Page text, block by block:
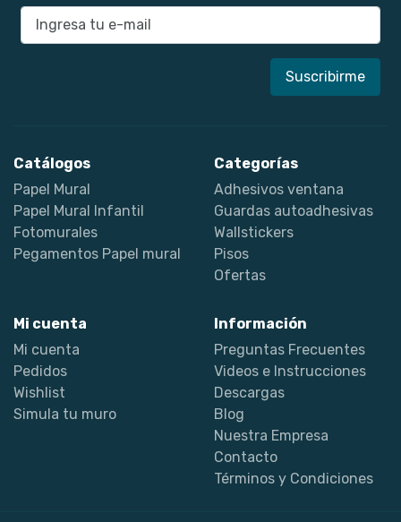
E-mail
Catálogos
Papel Mural
Papel Mural Infantil
Fotomurales
Pegamentos Papel mural
Categorías
Adhesivos ventana
Guardas autoadhesivas
Wallstickers
Pisos
Ofertas
Mi cuenta
Mi cuenta
Pedidos
Wishlist
Simula tu muro
Información
Preguntas Frecuentes
Videos e Instrucciones
Descargas
Blog
Nuestra Empresa
Contacto
Términos y Condiciones